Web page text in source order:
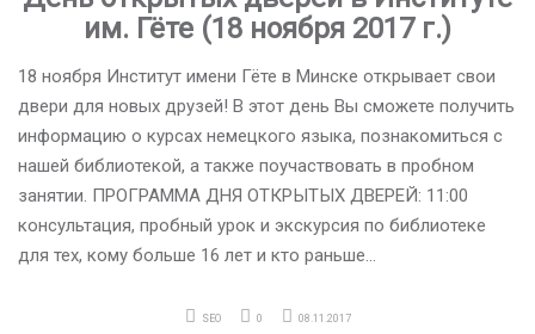
им. Гёте (18 ноября 2017 г.)
18 ноября Институт имени Гёте в Минске открывает свои
двери для новых друзей! В этот день Вы сможете получить
информацию о курсах немецкого языка, познакомиться с
нашей библиотекой, а также поучаствовать в пробном
занятии. ПРОГРАММА ДНЯ ОТКРЫТЫХ ДВЕРЕЙ: 11:00
консультация, пробный урок и экскурсия по библиотеке
для тех, кому больше 16 лет и кто раньше…
SEO 0 08.11.2017